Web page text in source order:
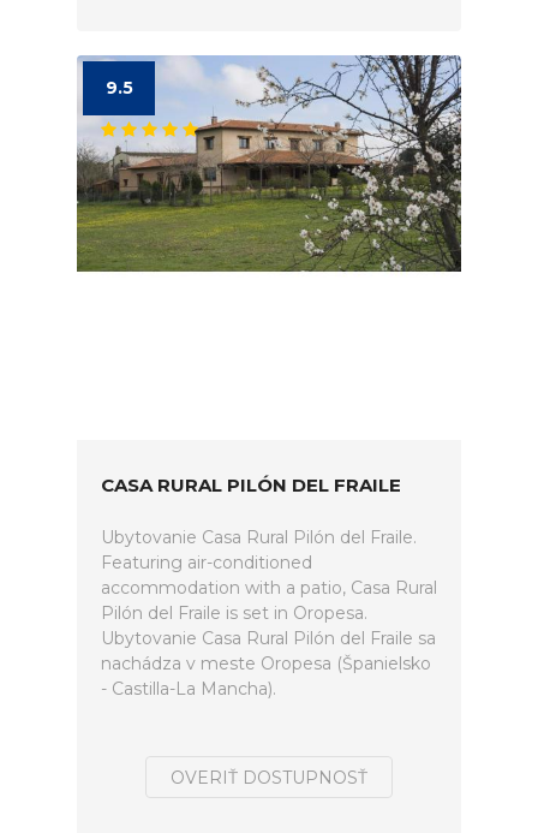
9.5
CASA RURAL PILÓN DEL FRAILE
Ubytovanie Casa Rural Pilón del Fraile.
Featuring air-conditioned
accommodation with a patio, Casa Rural
Pilón del Fraile is set in Oropesa.
Ubytovanie Casa Rural Pilón del Fraile sa
nachádza v meste Oropesa (Španielsko
- Castilla-La Mancha).
OVERIŤ DOSTUPNOSŤ